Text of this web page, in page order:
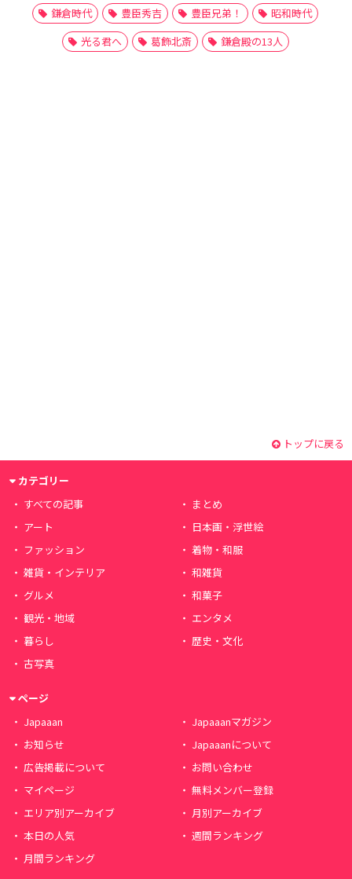
鎌倉時代
豊臣秀吉 豊臣兄弟！
昭和時代
光る君へ
葛飾北斎 鎌倉殿の13人
トップに戻る
カテゴリー
すべての記事
まとめ
アート
日本画・浮世絵
ファッション
着物・和服
雑貨・インテリア
和雑貨
グルメ
和菓子
観光・地域
エンタメ
暮らし
歴史・文化
古写真
ページ
Japaaan
Japaaanマガジン
お知らせ
Japaaanについて
広告掲載について
お問い合わせ
マイページ
無料メンバー登録
エリア別アーカイブ
月別アーカイブ
本日の人気
週間ランキング
月間ランキング